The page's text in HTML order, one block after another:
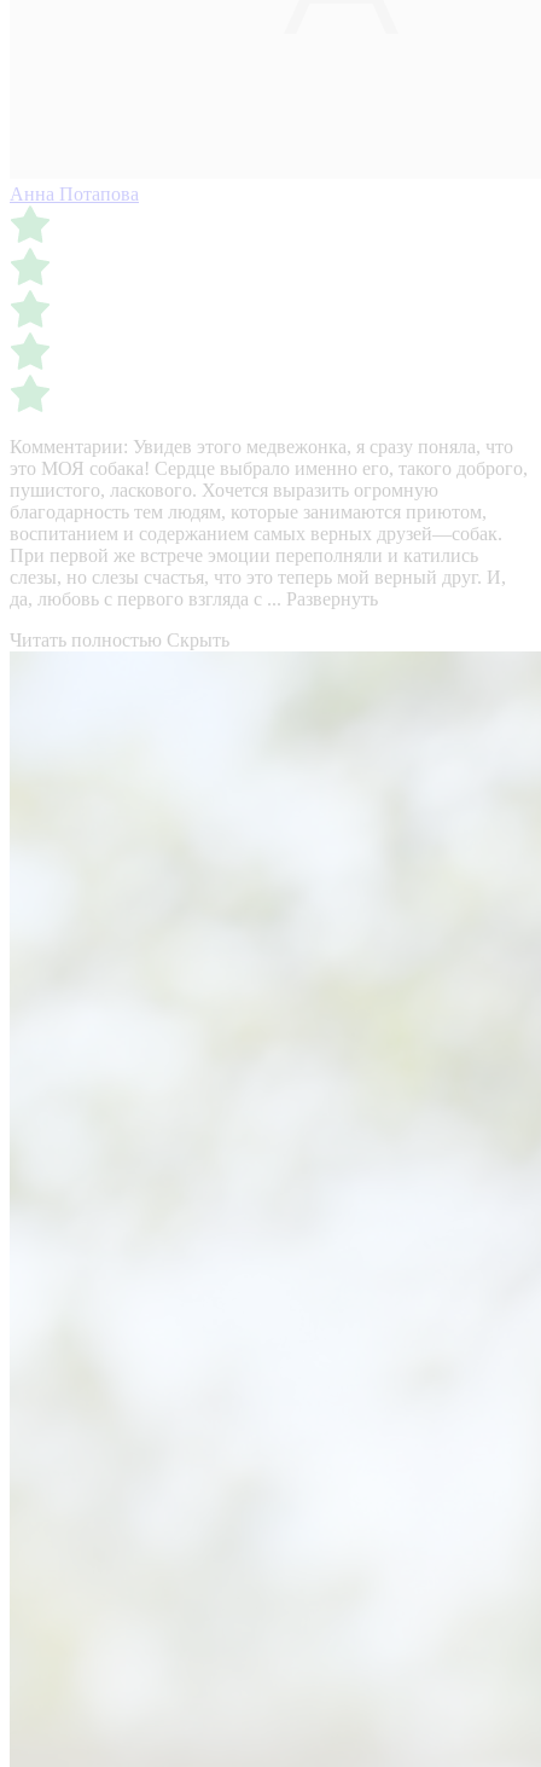
Анна Потапова
Комментарии: Увидев этого медвежонка, я сразу поняла, что
это МОЯ собака! Сердце выбрало именно его, такого доброго,
пушистого, ласкового. Хочется выразить огромную
благодарность тем людям, которые занимаются приютом,
воспитанием и содержанием самых верных друзей—собак.
При первой же встрече эмоции переполняли и катились
слезы, но слезы счастья, что это теперь мой верный друг. И,
да, любовь с первого взгляда с ... Развернуть
Читать полностью Скрыть